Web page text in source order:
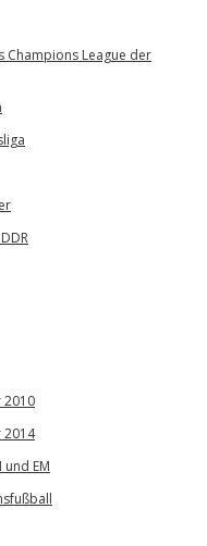
Champions League der
2010
2014
EM